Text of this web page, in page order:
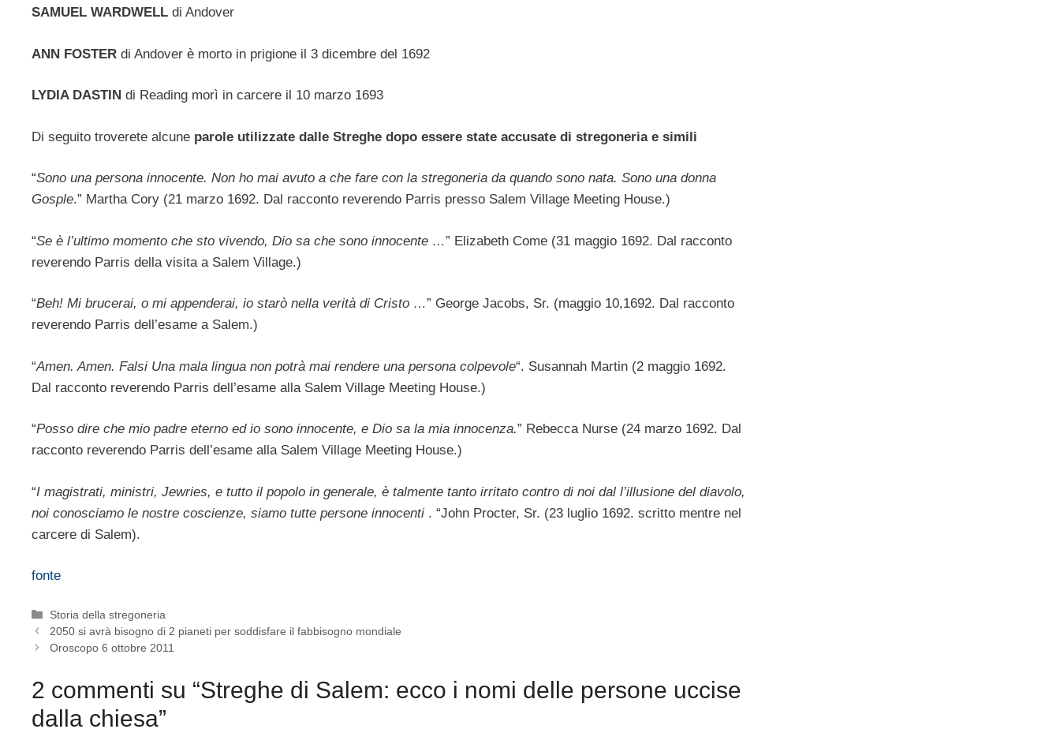
SAMUEL WARDWELL di Andover
ANN FOSTER di Andover è morto in prigione il 3 dicembre del 1692
LYDIA DASTIN di Reading morì in carcere il 10 marzo 1693
Di seguito troverete alcune parole utilizzate dalle Streghe dopo essere state accusate di stregoneria e simili
“Sono una persona innocente. Non ho mai avuto a che fare con la stregoneria da quando sono nata. Sono una donna
Gosple.” Martha Cory (21 marzo 1692. Dal racconto reverendo Parris presso Salem Village Meeting House.)
“Se è l’ultimo momento che sto vivendo, Dio sa che sono innocente …” Elizabeth Come (31 maggio 1692. Dal racconto
reverendo Parris della visita a Salem Village.)
“Beh! Mi brucerai, o mi appenderai, io starò nella verità di Cristo …” George Jacobs, Sr. (maggio 10,1692. Dal racconto
reverendo Parris dell’esame a Salem.)
“Amen. Amen. Falsi Una mala lingua non potrà mai rendere una persona colpevole“. Susannah Martin (2 maggio 1692.
Dal racconto reverendo Parris dell’esame alla Salem Village Meeting House.)
“Posso dire che mio padre eterno ed io sono innocente, e Dio sa la mia innocenza.” Rebecca Nurse (24 marzo 1692. Dal
racconto reverendo Parris dell’esame alla Salem Village Meeting House.)
“I magistrati, ministri, Jewries, e tutto il popolo in generale, è talmente tanto irritato contro di noi dal l’illusione del diavolo,
noi conosciamo le nostre coscienze, siamo tutte persone innocenti . “John Procter, Sr. (23 luglio 1692. scritto mentre nel
carcere di Salem).
fonte
Categorie
Storia della stregoneria
2050 si avrà bisogno di 2 pianeti per soddisfare il fabbisogno mondiale
Oroscopo 6 ottobre 2011
2 commenti su “Streghe di Salem: ecco i nomi delle persone uccise
dalla chiesa”